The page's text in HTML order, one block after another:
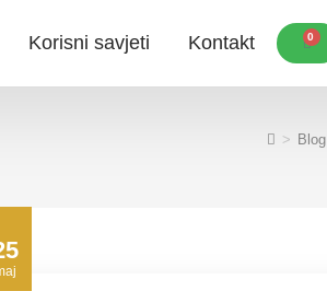
Korisni savjeti Kontakt 0
> Blog